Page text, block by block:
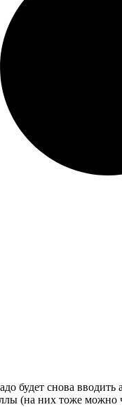
будет снова
(на них тоже